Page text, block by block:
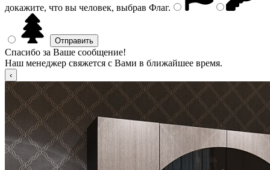
докажите, что вы человек, выбрав Флаг.
Спасибо за Ваше сообщение!
Наш менеджер свяжется с Вами в ближайшее время.